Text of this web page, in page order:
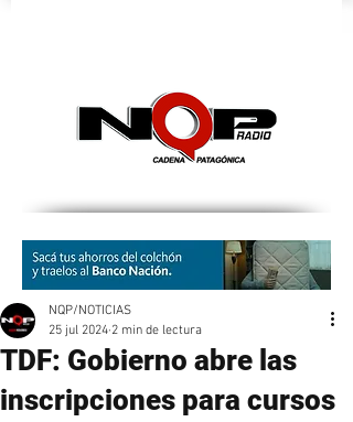
TDF: Gobierno abre las
inscripciones para cursos
NQP/NOTICIAS
25 jul 2024 2 min de lectura